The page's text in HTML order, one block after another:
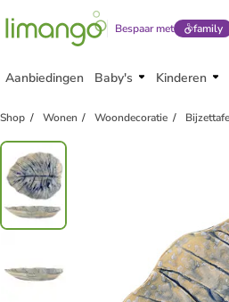
Bespaar met family
Aanbiedingen Baby's Kinderen
Shop Wonen Woondecoratie